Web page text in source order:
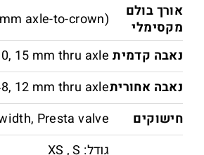
אורך בולם
מקסימלי
axle-to-crown)
נאבה קדמית 15 mm thru axle
נאבה אחורית12 mm thru axle
חישוקים
Presta valve
גודל: XS , S